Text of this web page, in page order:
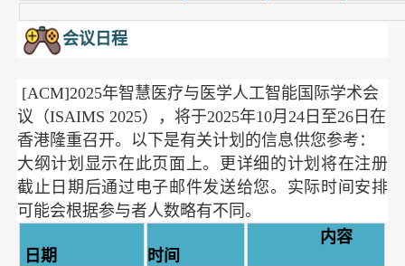
会议日程
[ACM]2025年智慧医疗与医学人工智能国际学术会
议（ISAIMS 2025），将于2025年10月24日至26日在
香港隆重召开。以下是有关计划的信息供您参考：
大纲计划显示在此页面上。更详细的计划将在注册
截止日期后通过电子邮件发送给您。实际时间安排
可能会根据参与者人数略有不同。
日期 时间
内容